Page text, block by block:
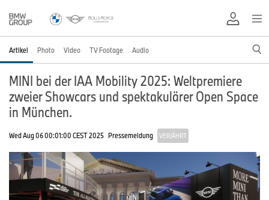
Artikel Photo Video TV Footage Audio
MINI bei der IAA Mobility 2025: Weltpremiere
zweier Showcars und spektakulärer Open Space
in München.
Wed Aug 06 00:01:00 CEST 2025 Pressemeldung VERJÄHRT